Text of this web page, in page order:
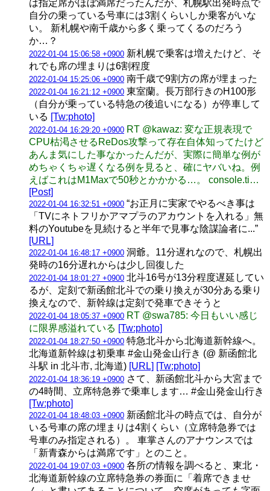
は指定席がほぼ満席だったんだが、札幌駅出発時点で
自分の乗っている号車には3割くらいしか乗客がいな
い。 新札幌や南千歳から多く乗ってくるのだろう
か…？
2022-01-04 15:06:58 +0900 新札幌で乗客は増えたけど、そ
れでも席の埋まりは6割程度
2022-01-04 15:25:06 +0900 南千歳で9割方の席が埋まった
2022-01-04 16:21:12 +0900 東室蘭。長万部行きのH100形
（自分が乗っている特急の後追いになる）が停車して
いる [Tw:photo]
2022-01-04 16:29:20 +0900 RT @kawaz: 変な正規表現で
CPU枯渇させるReDos攻撃って存在自体知ってたけど
あんま気にした事なかったんだが、実際に簡単な例が
めちゃくちゃ遅くなる例を見ると、確にヤバいね。例
えばこれはM1Maxで50秒とかかかる…。 console.ti…
[Post]
2022-01-04 16:32:51 +0900 “お正月に実家でやるべき事は
「TVにネトフリかアマプラのアカウントを入れる」無
料のYoutubeを見続けると半年で見事な陰謀論者に...”
[URL]
2022-01-04 16:48:17 +0900 洞爺。11分遅れなので、札幌出
発時の16分遅れからは少し回復した
2022-01-04 18:01:27 +0900 北斗16号が13分程度遅延してい
るが、定刻で新函館北斗での乗り換えが30分ある乗り
換えなので、新幹線は定刻で発車できそうと
2022-01-04 18:05:37 +0900 RT @swa785: 今日もいい感じ
に限界感溢れている [Tw:photo]
2022-01-04 18:27:50 +0900 特急北斗から北海道新幹線へ。
北海道新幹線は初乗車 #金山発金山行き (@ 新函館北
斗駅 in 北斗市, 北海道) [URL] [Tw:photo]
2022-01-04 18:36:19 +0900 さて、新函館北斗から大宮まで
の4時間、立席特急券で乗車します… #金山発金山行き
[Tw:photo]
2022-01-04 18:48:03 +0900 新函館北斗の時点では、自分が
いる号車の席の埋まりは4割くらい（立席特急券では
号車のみ指定される）。 車掌さんのアナウンスでは
「新青森からは満席です」とのこと。
2022-01-04 19:07:03 +0900 各所の情報を調べると、東北・
北海道新幹線の立席特急券の券面に「着席できませ